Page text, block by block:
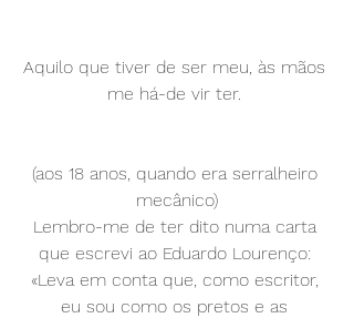
Aquilo que tiver de ser meu, às mãos
me há-de vir ter.
(aos 18 anos, quando era serralheiro
mecânico)
Lembro-me de ter dito numa carta
que escrevi ao Eduardo Lourenço:
«Leva em conta que, como escritor,
eu sou como os pretos e as